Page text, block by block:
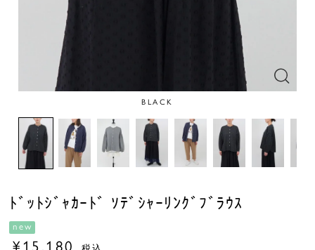
BLACK
ﾄﾞｯﾄｼﾞｬｶｰﾄﾞ ｿﾃﾞｼｬｰﾘﾝｸﾞﾌﾞﾗｳｽ
new
¥ 15,180
税込